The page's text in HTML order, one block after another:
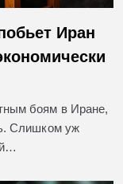
Иран
боям в Иране,
Слишком уж